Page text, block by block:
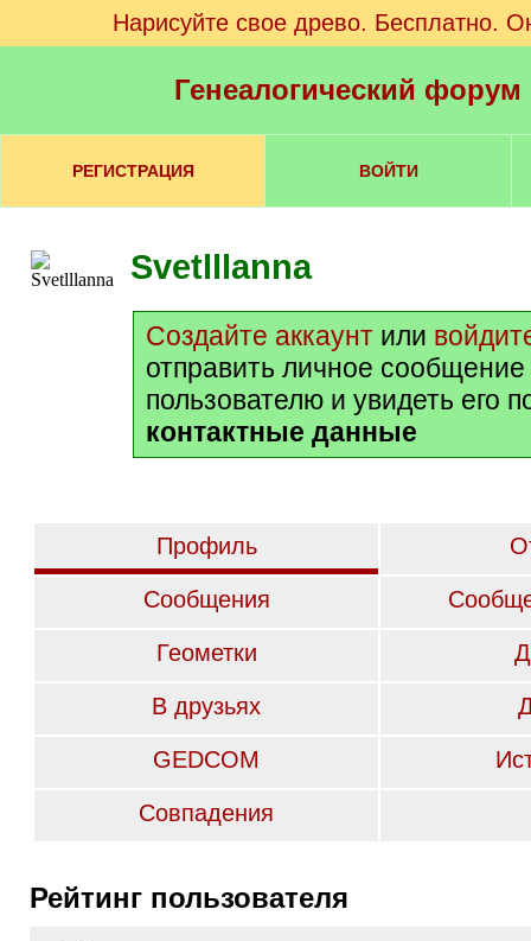
Нарисуйте свое древо. Бесплатно.
Генеалогический
РЕГИСТРАЦИЯ ВОЙТИ
Svetlllanna
Создайте аккаунт или
отправить личное сообщение
пользователю и увидеть его
контактные данные
Профиль
Сообщения
Геометки
В друзьях
GEDCOM
Совпадения
Рейтинг пользователя